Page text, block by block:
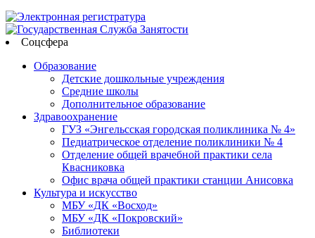
Соцсфера
Образование
Детские дошкольные учреждения
Средние школы
Дополнительное образование
Здравоохранение
ГУЗ «Энгельсская городская поликлиника № 4»
Педиатрическое отделение поликлиники № 4
Отделение общей врачебной практики села
Квасниковка
Офис врача общей практики станции Анисовка
Культура и искусство
МБУ «ДК «Восход»
МБУ «ДК «Покровский»
Библиотеки